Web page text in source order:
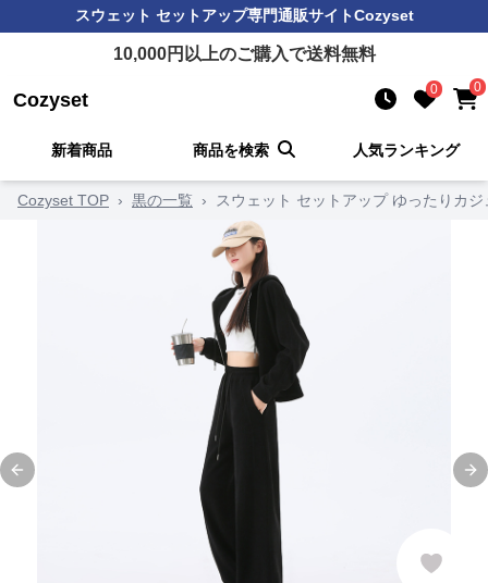
スウェット セットアップ専門通販サイトCozyset
10,000円以上のご購入で送料無料
Cozyset 0 0
新着商品 商品を検索 人気ランキング
Cozyset TOP › 黒の一覧 › スウェット セットアップ ゆったりカ
Previous slide